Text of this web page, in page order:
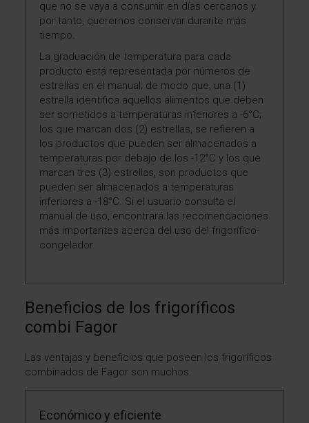
que no se vaya a consumir en días cercanos y
por tanto, queremos conservar durante más
tiempo.
La graduación de temperatura para cada
producto está representada por números de
estrellas en el manual; de modo que, una (1)
estrella identifica aquellos alimentos que deben
ser sometidos a temperaturas inferiores a -6°C;
los que marcan dos (2) estrellas, se refieren a
los productos que pueden ser almacenados a
temperaturas por debajo de los -12°C y los que
marcan tres (3) estrellas, son productos que
pueden ser almacenados a temperaturas
inferiores a -18°C. Si el usuario consulta el
manual de uso, encontrará las recomendaciones
más importantes acerca del uso del frigorífico-
congelador.
Beneficios de los frigoríficos
combi Fagor
Las ventajas y beneficios que poseen los frigoríficos
combinados de Fagor son muchos.
Económico y eficiente